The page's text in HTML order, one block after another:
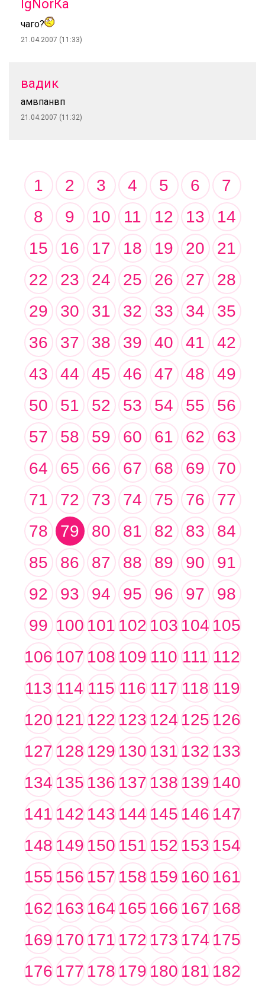
IgNorКа
чаго?
21.04.2007 (11:33)
вадик
амвпанвп
21.04.2007 (11:32)
1 2 3 4 5 6
7
8
9 10 11 12 13
14
15
16 17 18 19 20
21
22
23 24 25 26 27
28
29
30 31 32 33 34
35
36
37 38 39 40 41
42
43
44 45 46 47 48
49
50
51 52 53 54 55
56
57
58 59 60 61 62
63
64
65 66 67 68 69
70
71
72 73 74 75 76
77
78
79 80 81 82 83
84
85
86 87 88 89 90
91
92
93 94 95 96 97
98
99 100101102103104105
106107108109110 111 112
113 114 115 116 117 118 119
120121122123124125126
127128129130131132133
134135136137138139140
141142143144145146147
148149150151152153154
155156157158159160161
162163164165166167168
169170171172173174175
176177178179180181182